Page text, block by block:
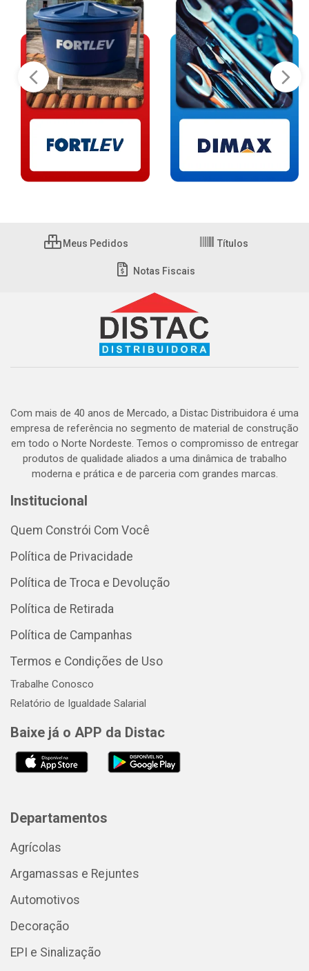
Meus Pedidos Títulos
Notas Fiscais
Com mais de 40 anos de Mercado, a Distac Distribuidora é uma
empresa de referência no segmento de material de construção
em todo o Norte Nordeste. Temos o compromisso de entregar
produtos de qualidade aliados a uma dinâmica de trabalho
moderna e prática e de parceria com grandes marcas.
Institucional
Quem Constrói Com Você
Política de Privacidade
Política de Troca e Devolução
Política de Retirada
Política de Campanhas
Termos e Condições de Uso
Trabalhe Conosco
Relatório de Igualdade Salarial
Baixe já o APP da Distac
Departamentos
Agrícolas
Argamassas e Rejuntes
Automotivos
Decoração
EPI e Sinalização